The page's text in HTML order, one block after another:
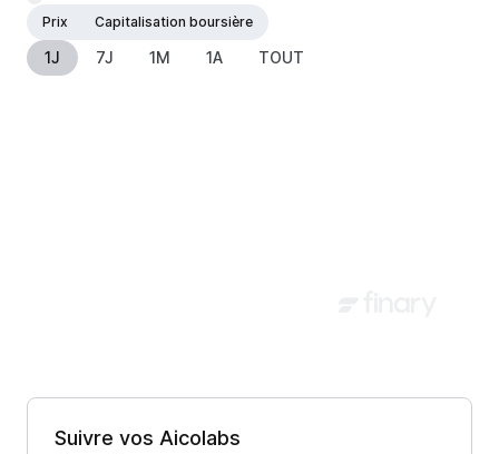
Prix
Capitalisation boursière
1J 7J 1M 1A TOUT
Suivre vos Aicolabs